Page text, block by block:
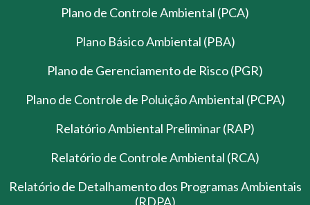
Plano de Controle Ambiental (PCA)
Plano Básico Ambiental (PBA)
Plano de Gerenciamento de Risco (PGR)
Plano de Controle de Poluição Ambiental (PCPA)
Relatório Ambiental Preliminar (RAP)
Relatório de Controle Ambiental (RCA)
Relatório de Detalhamento dos Programas Ambientais
(RDPA)